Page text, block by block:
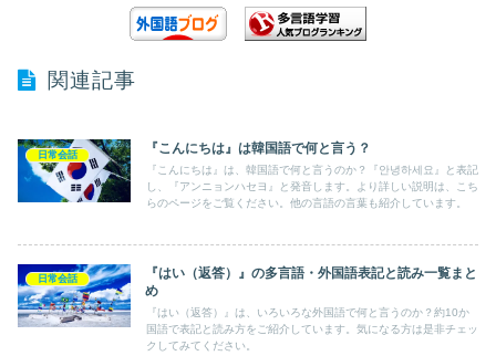
関連記事
日常会話 『こんにちは』は韓国語で何と言う？
『こんにちは』は、韓国語で何と言うのか？『안녕하세요』と表記
し、『アンニョンハセヨ』と発音します。より詳しい説明は、こち
らのページをご覧ください。他の言語の言葉も紹介しています。
日常会話
『はい（返答）』の多言語・外国語表記と読み一覧まと
め
『はい（返答）』は、いろいろな外国語で何と言うのか？約10か
国語で表記と読み方をご紹介しています。気になる方は是非チェッ
クしてみてください。